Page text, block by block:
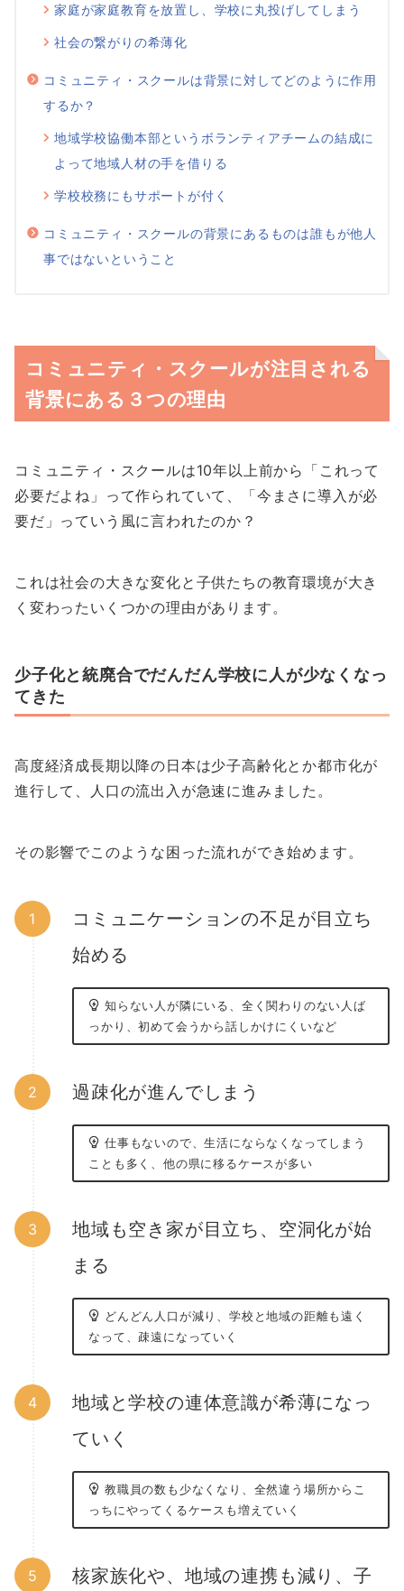
家庭が家庭教育を放置し、学校に丸投げしてしまう
社会の繋がりの希薄化
コミュニティ・スクールは背景に対してどのように作用
するか？
地域学校協働本部というボランティアチームの結成に
よって地域人材の手を借りる
学校校務にもサポートが付く
コミュニティ・スクールの背景にあるものは誰もが他人
事ではないということ
コミュニティ・スクールが注目される
背景にある３つの理由
コミュニティ・スクールは10年以上前から「これって
必要だよね」って作られていて、「今まさに導入が必
要だ」っていう風に言われたのか？
これは社会の大きな変化と子供たちの教育環境が大き
く変わったいくつかの理由があります。
少子化と統廃合でだんだん学校に人が少なくなっ
てきた
高度経済成長期以降の日本は少子高齢化とか都市化が
進行して、人口の流出入が急速に進みました。
その影響でこのような困った流れができ始めます。
コミュニケーションの不足が目立ち
始める
知らない人が隣にいる、全く関わりのない人ば
っかり、初めて会うから話しかけにくいなど
過疎化が進んでしまう
仕事もないので、生活にならなくなってしまう
ことも多く、他の県に移るケースが多い
地域も空き家が目立ち、空洞化が始
まる
どんどん人口が減り、学校と地域の距離も遠く
なって、疎遠になっていく
地域と学校の連体意識が希薄になっ
ていく
教職員の数も少なくなり、全然違う場所からこ
っちにやってくるケースも増えていく
核家族化や、地域の連携も減り、子